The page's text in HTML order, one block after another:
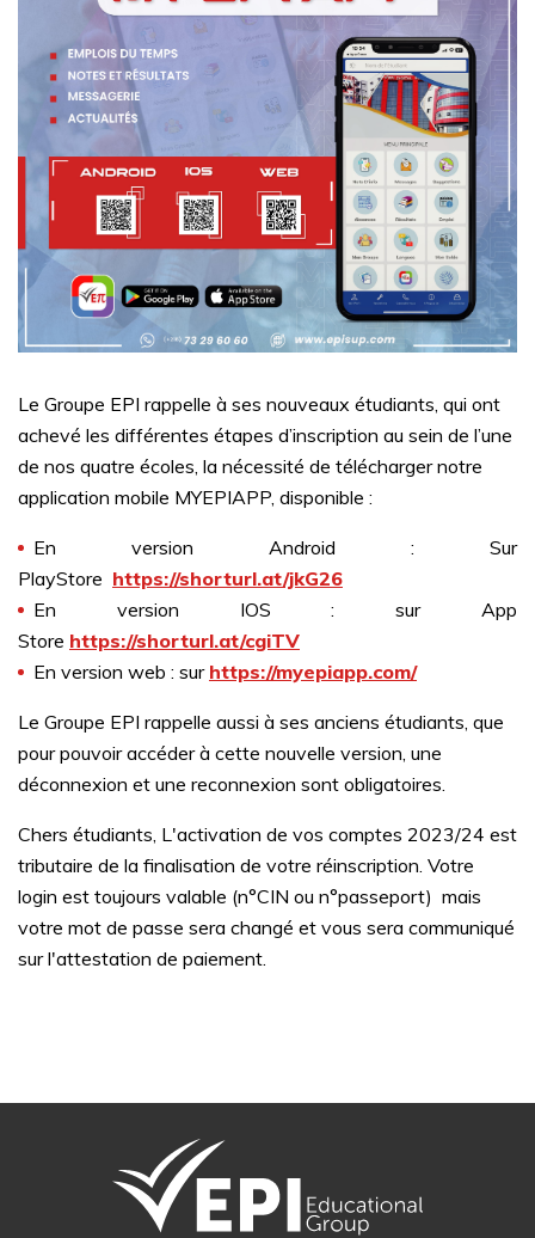
Le Groupe EPI rappelle à ses nouveaux étudiants, qui ont
achevé les différentes étapes d’inscription au sein de l’une
de nos quatre écoles, la nécessité de télécharger notre
application mobile MYEPIAPP, disponible :
En version Android : Sur
PlayStore https://shorturl.at/jkG26
En version IOS : sur App
Store https://shorturl.at/cgiTV
En version web : sur https://myepiapp.com/
Le Groupe EPI rappelle aussi à ses anciens étudiants, que
pour pouvoir accéder à cette nouvelle version, une
déconnexion et une reconnexion sont obligatoires.
Chers étudiants, L'activation de vos comptes 2023/24 est
tributaire de la finalisation de votre réinscription. Votre
login est toujours valable (n°CIN ou n°passeport) mais
votre mot de passe sera changé et vous sera communiqué
sur l'attestation de paiement.